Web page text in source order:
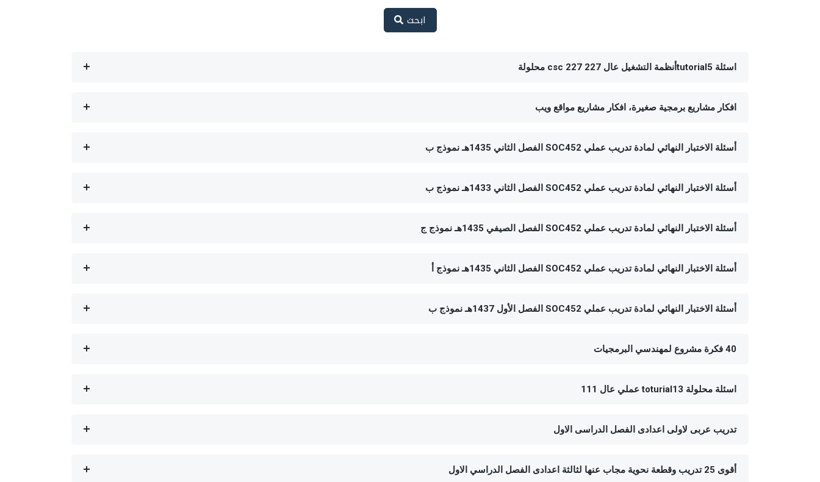
ابحث
اسئلة tutorial5أنظمة التشغيل عال 227 csc 227 محلولة
افكار مشاريع برمجية صغيرة، افكار مشاريع مواقع ويب
أسئلة الاختبار النهائي لمادة تدريب عملي SOC452 الفصل الثاني 1435هـ نموذج ب
أسئلة الاختبار النهائي لمادة تدريب عملي SOC452 الفصل الثاني 1433هـ نموذج ب
أسئلة الاختبار النهائي لمادة تدريب عملي SOC452 الفصل الصيفي 1435هـ نموذج ج
أسئلة الاختبار النهائي لمادة تدريب عملي SOC452 الفصل الثاني 1435هـ نموذج أ
أسئلة الاختبار النهائي لمادة تدريب عملي SOC452 الفصل الأول 1437هـ نموذج ب
40 فكرة مشروع لمهندسي البرمجيات
اسئلة محلولة toturial13 عملي عال 111
تدريب عربى لاولى اعدادى الفصل الدراسى الاول
أقوى 25 تدريب وقطعة نحوية مجاب عنها لثالثة اعدادى الفصل الدراسي الاول